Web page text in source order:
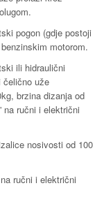
pogon (gdje postoji
motorom.
ili hidraulični
čelično uže
brzina dizanja od
na ručni i električni
nosivosti od 100
ručni i električni